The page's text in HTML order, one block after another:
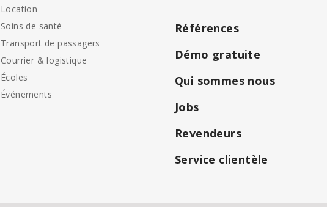
Location
Soins de santé
Transport de passagers
Courrier & logistique
Écoles
Événements
Références
Démo gratuite
Qui sommes nous
Jobs
Revendeurs
Service clientèle